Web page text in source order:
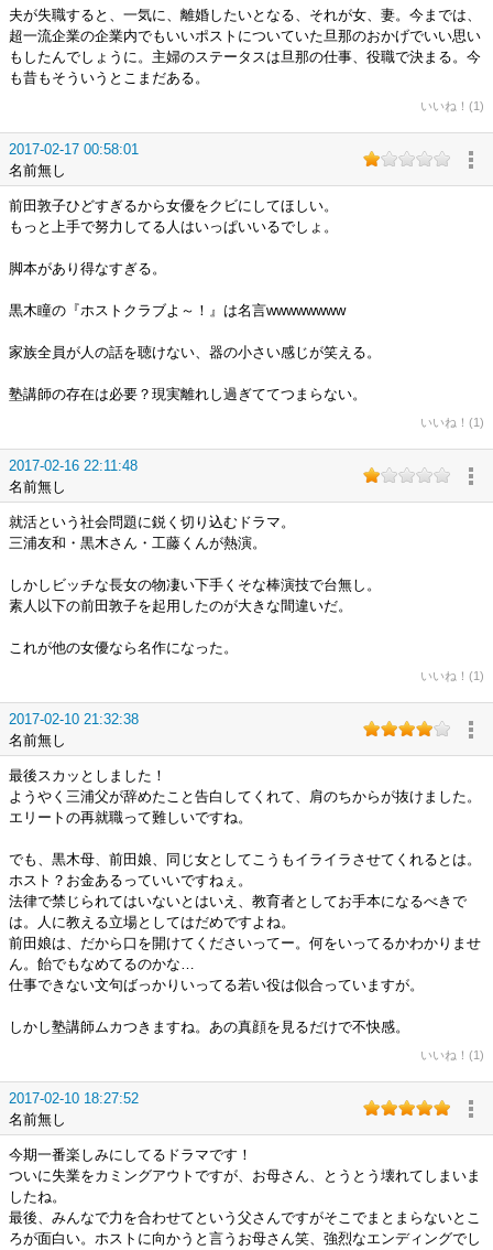
夫が失職すると、一気に、離婚したいとなる、それが女、妻。今までは、
超一流企業の企業内でもいいポストについていた旦那のおかげでいい思い
もしたんでしょうに。主婦のステータスは旦那の仕事、役職で決まる。今
も昔もそういうとこまだある。
いいね！(1)
2017-02-17 00:58:01
名前無し
前田敦子ひどすぎるから女優をクビにしてほしい。
もっと上手で努力してる人はいっぱいいるでしょ。
脚本があり得なすぎる。
黒木瞳の『ホストクラブよ～！』は名言wwwwwwww
家族全員が人の話を聴けない、器の小さい感じが笑える。
塾講師の存在は必要？現実離れし過ぎててつまらない。
いいね！(1)
2017-02-16 22:11:48
名前無し
就活という社会問題に鋭く切り込むドラマ。
三浦友和・黒木さん・工藤くんが熱演。
しかしビッチな長女の物凄い下手くそな棒演技で台無し。
素人以下の前田敦子を起用したのが大きな間違いだ。
これが他の女優なら名作になった。
いいね！(1)
2017-02-10 21:32:38
名前無し
最後スカッとしました！
ようやく三浦父が辞めたこと告白してくれて、肩のちからが抜けました。
エリートの再就職って難しいですね。
でも、黒木母、前田娘、同じ女としてこうもイライラさせてくれるとは。
ホスト？お金あるっていいですねぇ。
法律で禁じられてはいないとはいえ、教育者としてお手本になるべきで
は。人に教える立場としてはだめですよね。
前田娘は、だから口を開けてくださいってー。何をいってるかわかりませ
ん。飴でもなめてるのかな…
仕事できない文句ばっかりいってる若い役は似合っていますが。
しかし塾講師ムカつきますね。あの真顔を見るだけで不快感。
いいね！(1)
2017-02-10 18:27:52
名前無し
今期一番楽しみにしてるドラマです！
ついに失業をカミングアウトですが、お母さん、とうとう壊れてしまいま
したね。
最後、みんなで力を合わせてという父さんですがそこでまとまらないとこ
ろが面白い。ホストに向かうと言うお母さん笑、強烈なエンディングでし